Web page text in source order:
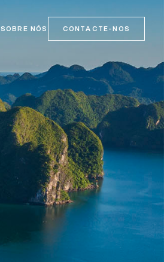
SOBRE NÓS CONTACTE-NOS